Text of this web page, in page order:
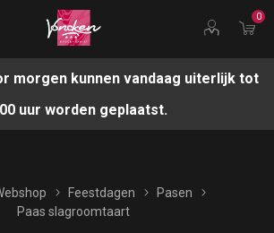
0
morgen kunnen vandaag uiterlijk tot
uur worden geplaatst.
Feestdagen
Pasen
Paas slagroomtaart